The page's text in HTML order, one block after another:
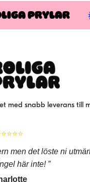
PRYLAR
med snabb leverans till
men det löste ni
här inte!